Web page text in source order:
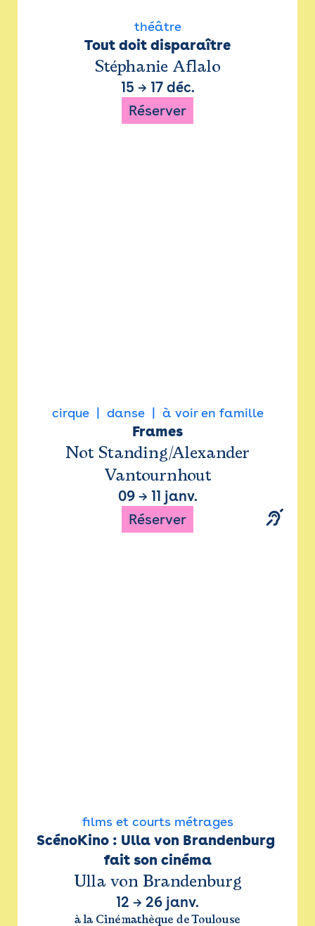
théâtre
Tout doit disparaître
Stéphanie Aflalo
15 → 17 déc.
Réserver
cirque danse à voir en famille
Frames
Not Standing/Alexander
Vantournhout
09→ 11 janv.
Réserver
films et courts métrages
ScénoKino : Ulla von Brandenburg
fait son cinéma
Ulla von Brandenburg
12 → 26 janv.
à la Cinémathèque de Toulouse